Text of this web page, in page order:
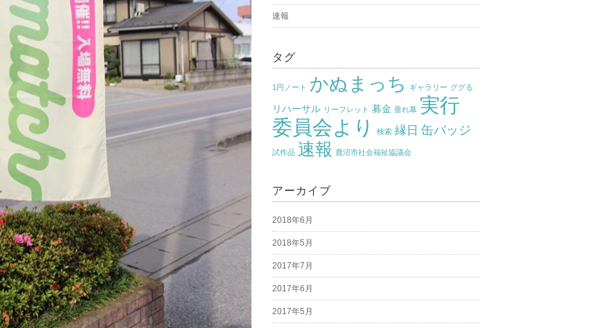
速報
タグ
1円ノート かぬまっち ギャラリー ググる
リハーサル リーフレット 募金 垂れ幕 実行
委員会より
検索 縁日 缶バッジ
試作品 速報 鹿沼市社会福祉協議会
アーカイブ
2018年6月
2018年5月
2017年7月
2017年6月
2017年5月